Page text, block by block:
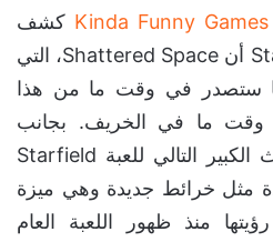
Kinda Funny Games كشف
” مخرج Starfield أن Shattered Space، التي
ستصدر في وقت ما من هذا
وقت ما في الخريف. بجانب
التوسعة، سيضيف التحديث الكبير التالي للعبة Starfield
مثل خرائط جديدة وهي ميزة
منذ ظهور اللعبة العام